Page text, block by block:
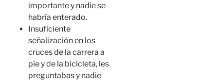
importante y nadie se
habría enterado.
Insuficiente
señalización en los
cruces de la carrera a
pie y de la bicicleta, les
preguntabas y nadie